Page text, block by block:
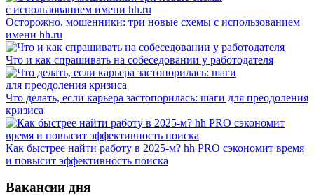
Осторожно, мошенники: три новые схемы с использованием
имени hh.ru
Что и как спрашивать на собеседовании у работодателя
Что делать, если карьера застопорилась: шаги для преодоления
кризиса
Как быстрее найти работу в 2025-м? hh PRO сэкономит время
и повысит эффективность поиска
Вакансии дня